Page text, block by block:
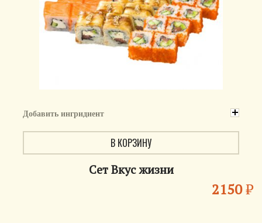
Добавить ингридиент
В КОРЗИНУ
Сет Вкус жизни
2150₽